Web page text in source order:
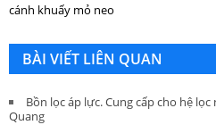
cánh khuấy mỏ neo
BÀI VIẾT LIÊN QUAN
Bồn lọc áp lực. Cung cấp cho hệ
Quang